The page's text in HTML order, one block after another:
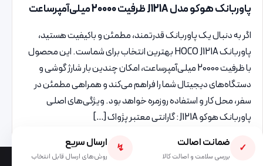
پاوربانک هوکو مدل J121A ظرفیت 20000 میلی‌آمپرساعت
اگر به دنبال یک پاوربانک قدرتمند، مطمئن و باکیفیت هستید،
پاوربانک HOCO J121A بهترین انتخاب برای شماست. این محصول
با ظرفیت 20000 میلی‌آمپرساعت، امکان چندین بار شارژ گوشی و
دستگاه‌های دیجیتال شما را فراهم می‌کند و همراهی مطمئن در
سفر، محل کار و استفاده روزمره خواهد بود. ویژگی‌های اصلی
پاوربانک هوکو J121A: گارانتی معتبر پژواک […]
✓ ضمانت اصالت
بررسی سلامت و اصالت کالا
↯ ارسال سریع
روش‌های ارسال قابل انتخاب